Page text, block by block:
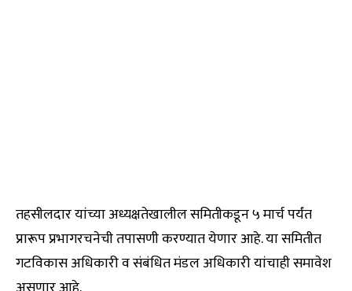
तहसीलदार यांच्या अध्यक्षतेखालील समितीकडून ५ मार्च पर्यंत
प्रारूप प्रभागरचनेची तपासणी करण्यात येणार आहे. या समितीत
गटविकास अधिकारी व संबंधित मंडल अधिकारी यांचाही समावेश